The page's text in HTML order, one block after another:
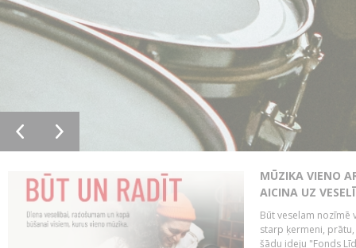
MŪZIKA VIENO
AICINA UZ
Būt veselam nozīmē
starp ķermeni,
šādu ideju "Fonds